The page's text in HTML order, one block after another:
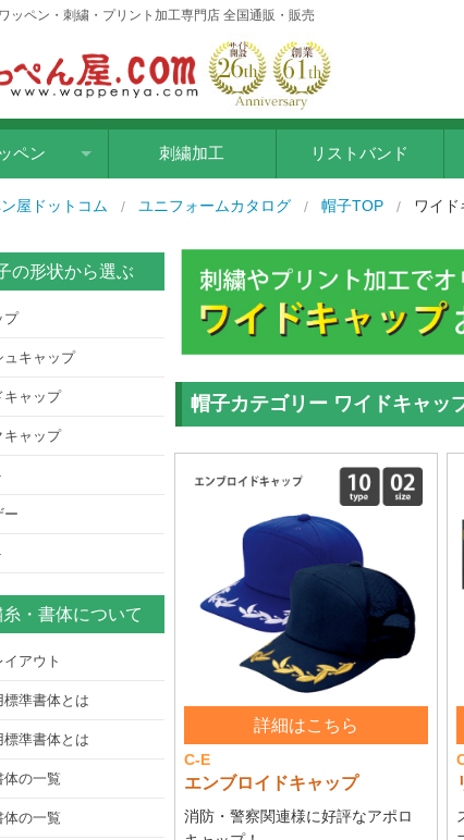
ッペン・刺繍・プリント加工専門店 全国通販・販売
ペン
ッペン
転写ワッペン
ワッペン
（合皮）ワッペン
カットワッペン
刺繍加工 リストバンド
屋ドットコム ユニフォームカタログ 帽子TOP ワイ
帽子カテゴリー ワイドキャッ
詳細はこちら
C-E
エンブロイドキャップ
消防・警察関連様に好評なアポロ
の形状から選ぶ
プ
ュキャップ
キャップ
キャップ
ー
・書体について
アウト
標準書体とは
標準書体とは
体の一覧
体の一覧